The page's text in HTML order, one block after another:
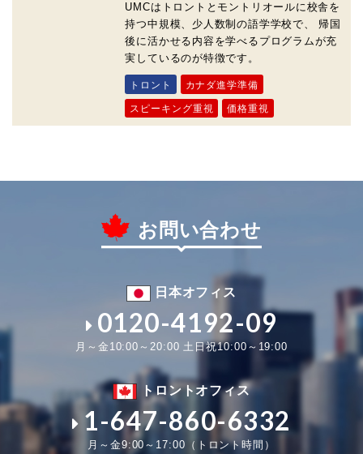
UMCはトロントとモントリオールに校舎を
持つ中規模、少人数制の語学学校で、 帰国
後に活かせる内容を学べるプログラムが充
実しているのが特徴です。
トロント カナダ進学準備
スピーキング重視 価格重視
お問い合わせ
日本オフィス
0120-4192-09
月～金10:00～20:00 土日祝10:00～19:00
トロントオフィス
1-647-860-6332
月～金9:00～17:00（トロント時間）